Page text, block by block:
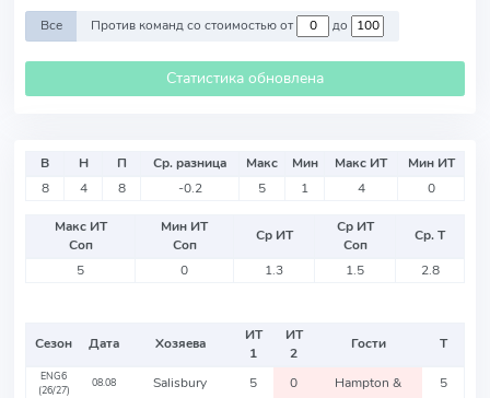
Все Против команд со стоимостью от до
Статистика обновлена
В Н П Ср. разница Макс Мин Макс ИТ
Мин ИТ
8
4 8 -0.2 5 1 4 0
Макс ИТ
Соп
Мин ИТ
Соп
Ср ИТ
Ср ИТ
Соп
Ср. Т
5
0 1.3 1.5 2.8
Сезон Дата Хозяева
ИТ
1
ИТ
2
Гости Т
ENG6
(26/27)
08.08 Salisbury 5 0 Hampton & 5